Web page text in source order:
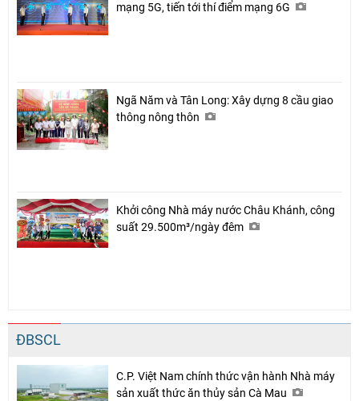
mạng 5G, tiến tới thí điểm mạng 6G
Ngã Năm và Tân Long: Xây dựng 8 cầu giao
thông nông thôn
Khởi công Nhà máy nước Châu Khánh, công
suất 29.500m³/ngày đêm
ĐBSCL
C.P. Việt Nam chính thức vận hành Nhà máy
sản xuất thức ăn thủy sản Cà Mau